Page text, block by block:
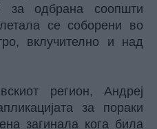
за одбрана соопшти
се соборени во
вклучително и над
регион, Андреј
за пораки
загинала кога била